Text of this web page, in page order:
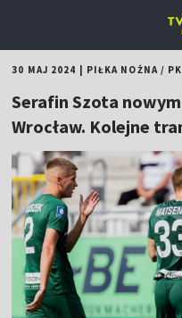
30 MAJ 2024 PIŁKA NOŻNA/
Serafin Szota
Wrocław. Kolejne